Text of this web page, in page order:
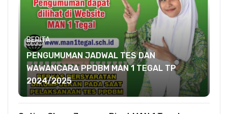
BERITA
PENGUMUMAN JADWAL TES DAN
WAWANCARA PPDBM MAN 1 TEGAL TP
2024/2025